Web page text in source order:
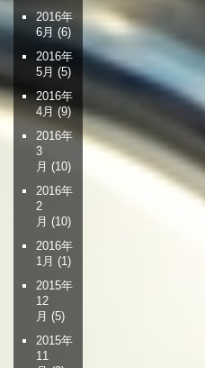
2016年
6月 (6)
2016年
5月 (5)
2016年
4月 (9)
2016年
3
月 (10)
2016年
2
月 (10)
2016年
1月 (1)
2015年
12
月 (5)
2015年
11